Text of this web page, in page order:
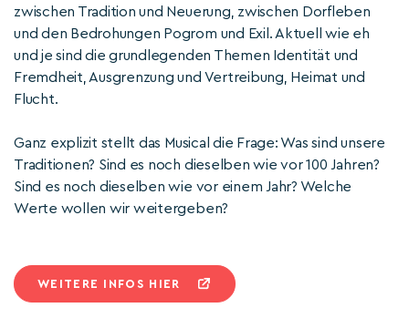
zwischen Tradition und Neuerung, zwischen Dorfleben
und den Bedrohungen Pogrom und Exil. Aktuell wie eh
und je sind die grundlegenden Themen Identität und
Fremdheit, Ausgrenzung und Vertreibung, Heimat und
Flucht.
Ganz explizit stellt das Musical die Frage: Was sind unsere
Traditionen? Sind es noch dieselben wie vor 100 Jahren?
Sind es noch dieselben wie vor einem Jahr? Welche
Werte wollen wir weitergeben?
WEITERE INFOS HIER